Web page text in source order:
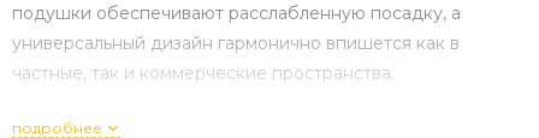
подушки обеспечивают расслабленную посадку, а
универсальный дизайн гармонично впишется как в
частные, так и коммерческие пространства.
подробнее